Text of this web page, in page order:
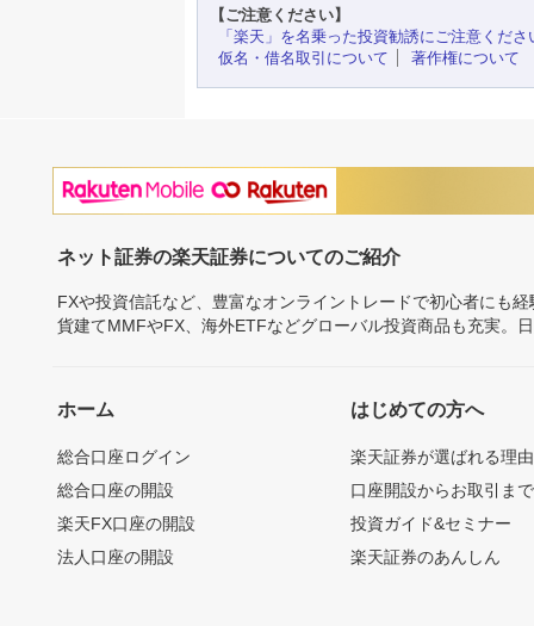
【ご注意ください】
「楽天」を名乗った投資勧誘にご注意くださ
仮名・借名取引について
著作権について
ネット証券の楽天証券についてのご紹介
FXや投資信託など、豊富なオンライントレードで初心者にも
貨建てMMFやFX、海外ETFなどグローバル投資商品も充実。
ホーム
総合口座ログイン
総合口座の開設
楽天FX口座の開設
法人口座の開設
はじめての方へ
楽天証券が選ばれる理由
口座開設からお取引ま
投資ガイド&セミナー
楽天証券のあんしん